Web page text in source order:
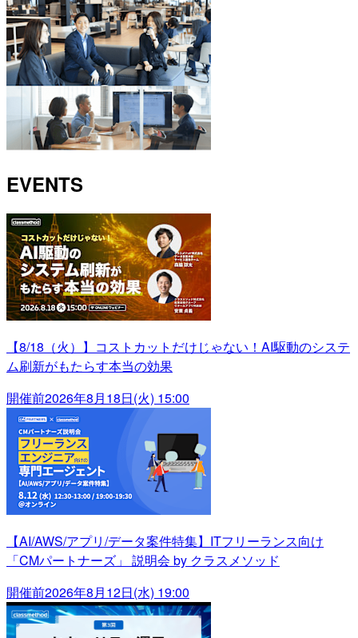
EVENTS
【8/18（火）】コストカットだけじゃない！AI駆動のシステ
ム刷新がもたらす本当の効果
開催前2026年8月18日(火) 15:00
【AI/AWS/アプリ/データ案件特集】ITフリーランス向け
「CMパートナーズ」 説明会 by クラスメソッド
開催前2026年8月12日(水) 19:00